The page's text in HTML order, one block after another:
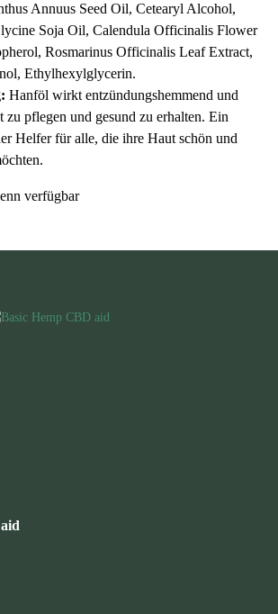
Annuus Seed Oil, Cetearyl Alcohol,
Soja Oil, Calendula Officinalis Flower
Rosmarinus Officinalis Leaf Extract,
Ethylhexylglycerin.
Hanföl wirkt entzündungshemmend und
pflegen und gesund zu erhalten. Ein
Helfer für alle, die ihre Haut schön und
verfügbar